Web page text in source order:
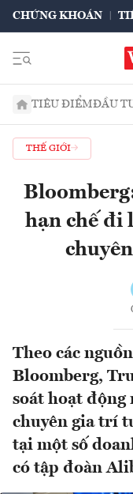
CHỨNG KHOÁN
TIÊU ĐIỂMĐẦU
THẾ GIỚI
hạn chế đi
Theo các
Bloomberg,
soát hoạt động
chuyên gia trí
tại một số
có tập đoàn